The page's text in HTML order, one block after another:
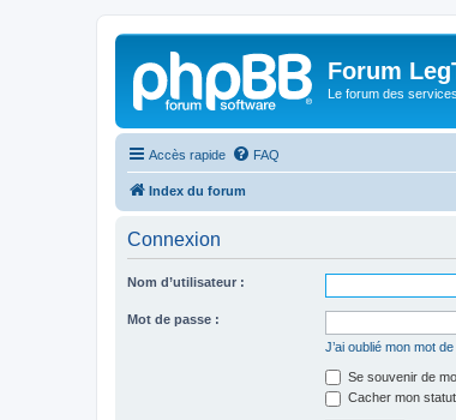
Forum
Le forum des
Accès rapide FAQ
Index du forum
Connexion
Nom d’utilisateur :
Mot de passe :
J’ai oublié mon mot
Se souvenir de
Cacher mon